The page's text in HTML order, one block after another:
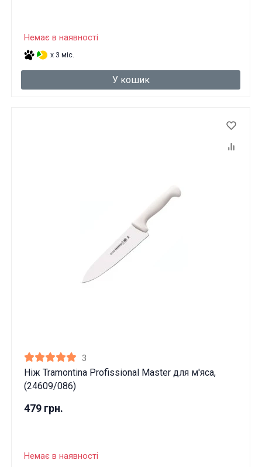
Немає в наявності
x 3 міс.
У кошик
3
Ніж Tramontina Profissional Master для м'яса,
(24609/086)
479 грн.
Немає в наявності